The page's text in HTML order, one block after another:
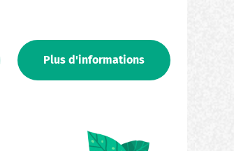
Plus d'informations